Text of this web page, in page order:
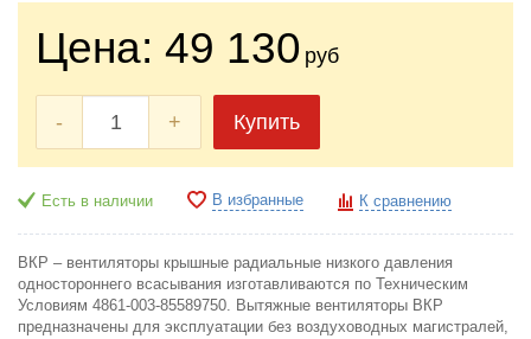
Цена: 49 130 руб
- + Купить
Есть в наличии В избранные К сравнению
ВКР – вентиляторы крышные радиальные низкого давления
одностороннего всасывания изготавливаются по Техническим
Условиям 4861-003-85589750. Вытяжные вентиляторы ВКР
предназначены для эксплуатации без воздуховодных магистралей,